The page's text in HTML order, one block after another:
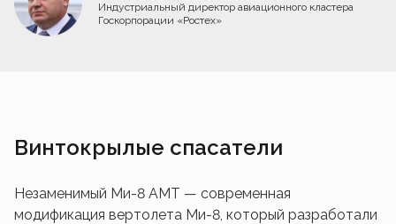
Индустриальный директор авиационного кластера
Госкорпорации «Ростех»
Винтокрылые спасатели
Незаменимый Ми-8 АМТ — современная
модификация вертолета Ми-8, который разработали